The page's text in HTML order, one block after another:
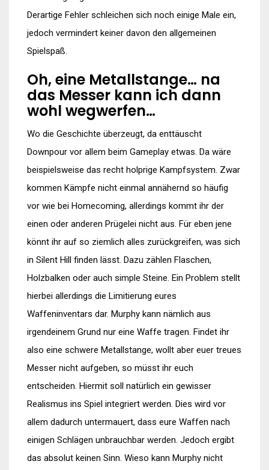
Derartige Fehler schleichen sich noch einige Male ein,
jedoch vermindert keiner davon den allgemeinen
Spielspaß.
Oh, eine Metallstange… na
das Messer kann ich dann
wohl wegwerfen…
Wo die Geschichte überzeugt, da enttäuscht
Downpour vor allem beim Gameplay etwas. Da wäre
beispielsweise das recht holprige Kampfsystem. Zwar
kommen Kämpfe nicht einmal annähernd so häufig
vor wie bei Homecoming, allerdings kommt ihr der
einen oder anderen Prügelei nicht aus. Für eben jene
könnt ihr auf so ziemlich alles zurückgreifen, was sich
in Silent Hill finden lässt. Dazu zählen Flaschen,
Holzbalken oder auch simple Steine. Ein Problem stellt
hierbei allerdings die Limitierung eures
Waffeninventars dar. Murphy kann nämlich aus
irgendeinem Grund nur eine Waffe tragen. Findet ihr
also eine schwere Metallstange, wollt aber euer treues
Messer nicht aufgeben, so müsst ihr euch
entscheiden. Hiermit soll natürlich ein gewisser
Realismus ins Spiel integriert werden. Dies wird vor
allem dadurch untermauert, dass eure Waffen nach
einigen Schlägen unbrauchbar werden. Jedoch ergibt
das absolut keinen Sinn. Wieso kann Murphy nicht